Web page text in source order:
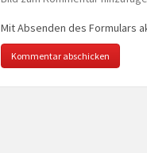
Mit Absenden des Formulars